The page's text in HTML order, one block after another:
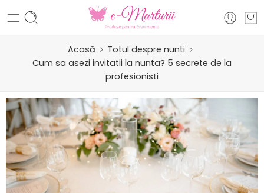
Acasă
Totul despre nunti
Cum sa asezi invitatii la nunta? 5 secrete de la
profesionisti